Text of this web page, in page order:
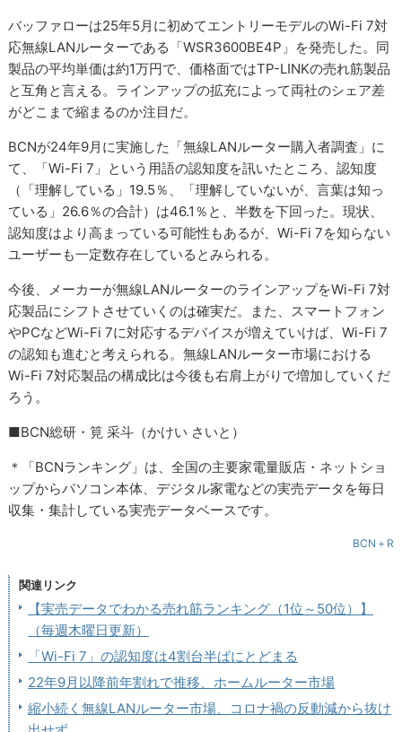
バッファローは25年5月に初めてエントリーモデルのWi-Fi 7対
応無線LANルーターである「WSR3600BE4P」を発売した。同
製品の平均単価は約1万円で、価格面ではTP-LINKの売れ筋製品
と互角と言える。ラインアップの拡充によって両社のシェア差
がどこまで縮まるのか注目だ。
BCNが24年9月に実施した「無線LANルーター購入者調査」に
て、「Wi-Fi 7」という用語の認知度を訊いたところ、認知度
（「理解している」19.5％、「理解していないが、言葉は知っ
ている」26.6％の合計）は46.1％と、半数を下回った。現状、
認知度はより高まっている可能性もあるが、Wi-Fi 7を知らない
ユーザーも一定数存在しているとみられる。
今後、メーカーが無線LANルーターのラインアップをWi-Fi 7対
応製品にシフトさせていくのは確実だ。また、スマートフォン
やPCなどWi-Fi 7に対応するデバイスが増えていけば、Wi-Fi 7
の認知も進むと考えられる。無線LANルーター市場における
Wi-Fi 7対応製品の構成比は今後も右肩上がりで増加していくだ
ろう。
■BCN総研・筧 采斗（かけい さいと）
＊「BCNランキング」は、全国の主要家電量販店・ネットショ
ップからパソコン本体、デジタル家電などの実売データを毎日
収集・集計している実売データベースです。
BCN＋R
関連リンク
【実売データでわかる売れ筋ランキング（1位～50位）】
（毎週木曜日更新）
「Wi-Fi 7」の認知度は4割台半ばにとどまる
22年9月以降前年割れで推移、ホームルーター市場
縮小続く無線LANルーター市場、コロナ禍の反動減から抜け